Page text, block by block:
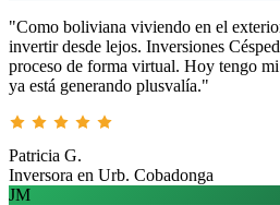
"Como boliviana viviendo en el
invertir desde lejos. Inversiones
proceso de forma virtual. Hoy tengo
ya está generando plusvalía."
Patricia G.
Inversora en Urb. Cobadonga
JM